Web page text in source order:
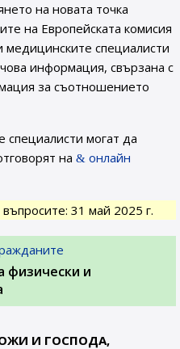
на новата точка
на Европейската комисия
специалисти
информация, свързана с
за съотношението
могат да
на
онлайн
31 май 2025 г.
физически и
И ГОСПОДА,